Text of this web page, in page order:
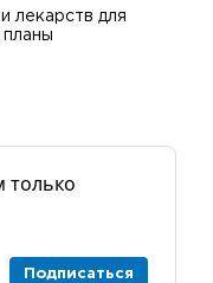
лекарств для
только
Подписаться